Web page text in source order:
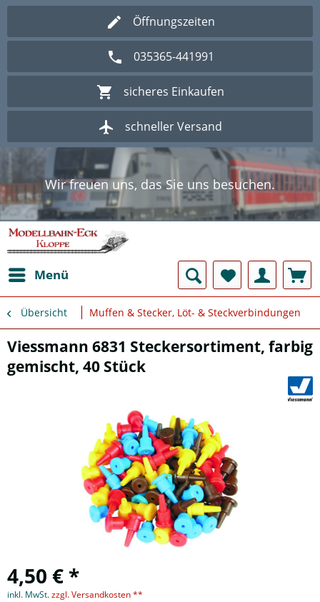
Öffnungszeiten
035365-441991
sicheres Einkaufen
schneller Versand
Wir freuen uns, das Sie uns besuchen.
Herzlich Willkommen im Onlineshop
Modellbahn - Eck Kloppe.
Wir freuen uns, das Sie uns besuchen.
Herzlich Willkommen im Onlineshop
Modellbahn - Eck Kloppe.
Menü
Übersicht Muffen & Stecker, Löt- & Steckverbindungen
Viessmann 6831 Steckersortiment, farbig
gemischt, 40 Stück
4,50 € *
inkl. MwSt.zzgl. Versandkosten **